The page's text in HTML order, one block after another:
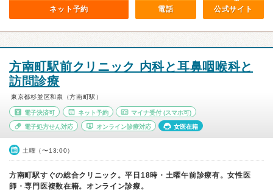
ネット予約 電話 公式サイト
方南町駅前クリニック 内科と耳鼻咽喉科と
訪問診療
東京都杉並区和泉（方南町駅）
電子決済可 ネット予約 マイナ受付 (スマホ可)
電子処方せん対応 オンライン診療対応 女医在籍
土曜（〜13:00）
方南町駅すぐの総合クリニック。平日18時・土曜午前診療有。女性医
師・専門医複数在籍。オンライン診療。